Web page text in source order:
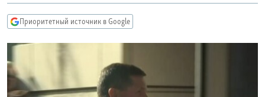
главной
навигации
Вернутся
поиску
КУЛЬТУРА
IDEL.РЕАЛИИ
КАВКАЗ.РЕАЛИИ
СЕВЕР.РЕАЛИИ
СИБИРЬ.РЕАЛИИ
Приоритетный источник в Google